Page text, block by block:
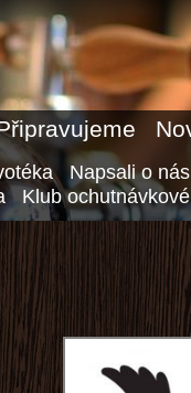
Napsali o nás
Klub